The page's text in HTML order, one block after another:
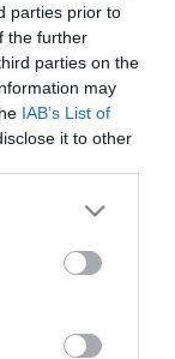
parties prior to
the further
parties on the
may
IAB’s List of
it to other